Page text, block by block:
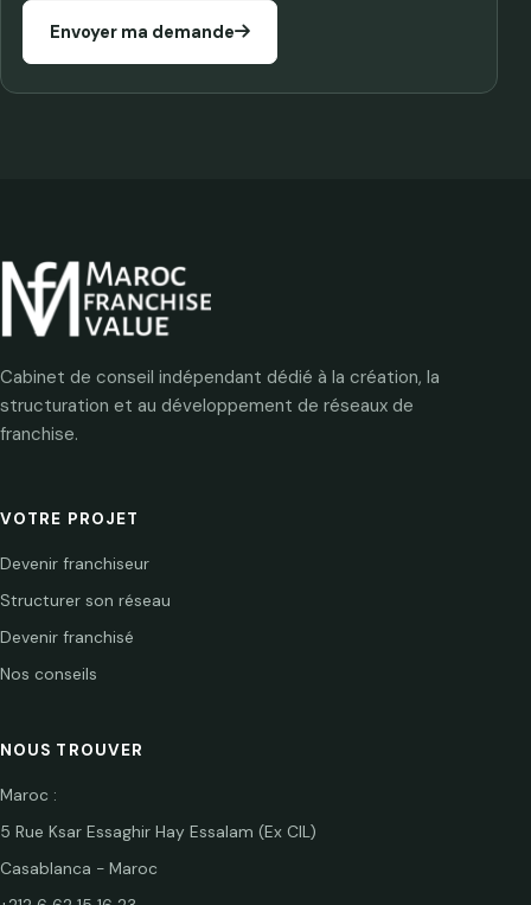
Envoyer ma demande
Cabinet de conseil indépendant dédié à la création, la
structuration et au développement de réseaux de
franchise.
VOTRE PROJET
Devenir franchiseur
Structurer son réseau
Devenir franchisé
Nos conseils
NOUS TROUVER
Maroc :
5 Rue Ksar Essaghir Hay Essalam (Ex CIL)
Casablanca - Maroc